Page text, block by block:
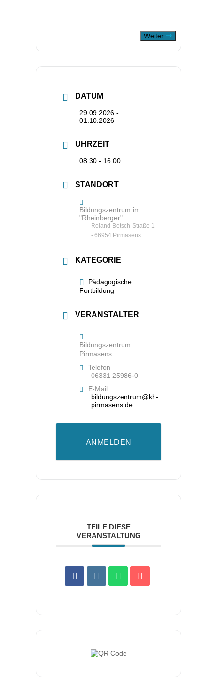
Weiter
DATUM
29.09.2026 -
01.10.2026
UHRZEIT
08:30 - 16:00
STANDORT
Bildungszentrum im
"Rheinberger"
Roland-Betsch-Straße 1
- 66954 Pirmasens
KATEGORIE
Pädagogische
Fortbildung
VERANSTALTER
Bildungszentrum
Pirmasens
Telefon
06331 25986-0
E-Mail
bildungszentrum@kh-
pirmasens.de
ANMELDEN
TEILE DIESE
VERANSTALTUNG